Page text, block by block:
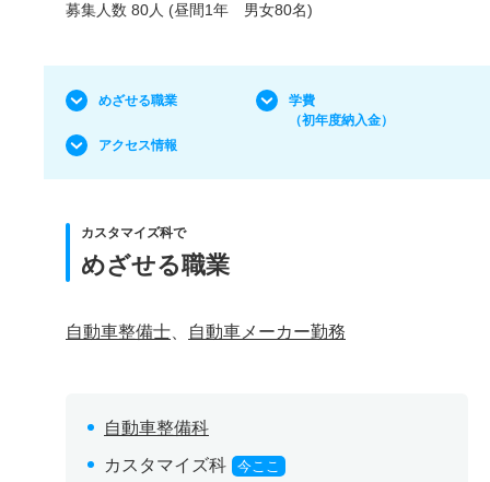
募集人数 80人 (昼間1年 男女80名)
めざせる職業
学費
（初年度納入金）
アクセス情報
カスタマイズ科で
めざせる職業
自動車整備士 自動車メーカー勤務
自動車整備科
カスタマイズ科
今ここ